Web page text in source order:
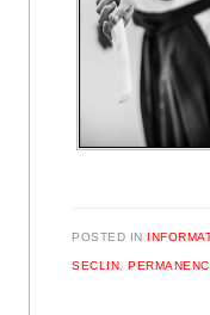
POSTED IN
SECLIN ,